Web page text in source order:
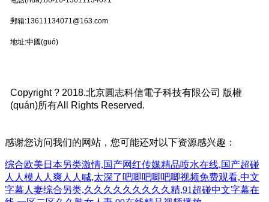
郵箱:13611134071@163.com
地址:中國(guó)
Copyright ? 2018.北京圓志科信電子科技有限公司 版權
(quán)所有All Rights Reserved.
感谢您访问我们的网站，您可能还对以下资源感兴趣：
综合欧美日本另类激情,国产网红传媒精品喷水在线,国产超碰
人人模人人爽人人喊,太深了吧唧吧唧吧唧视频免费观看,中文
字幕人妻综合另类,久久久久久久久久久精,91超碰中文字幕在